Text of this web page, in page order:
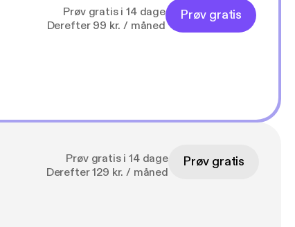
Prøv gratis i 14 dage
Derefter 99 kr. / måned
Prøv gratis
Prøv gratis i 14 dage
Derefter 129 kr. / måned
Prøv gratis